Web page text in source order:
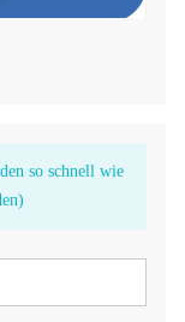
so schnell wie